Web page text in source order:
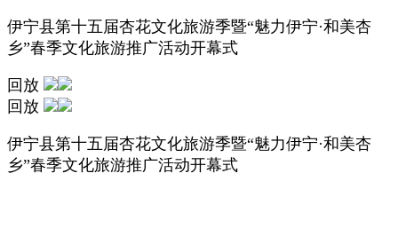
伊宁县第十五届杏花文化旅游季暨“魅力伊宁·和美杏
乡”春季文化旅游推广活动开幕式
回放
回放
伊宁县第十五届杏花文化旅游季暨“魅力伊宁·和美杏
乡”春季文化旅游推广活动开幕式